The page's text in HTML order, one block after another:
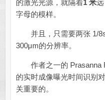
的激光光源，就隔着1 米
字母的模样。
并且，只需要两张 1/8s
300μm的分辨率。
作者之一的 Prasanna
的实时成像曝光时间识别
关重要的。